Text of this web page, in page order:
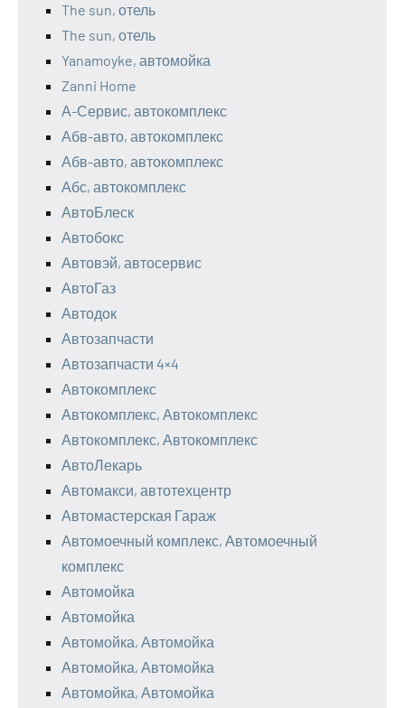
The sun, отель
The sun, отель
Yanamoyke, автомойка
Zanni Home
А-Сервис, автокомплекс
Абв-авто, автокомплекс
Абв-авто, автокомплекс
Абс, автокомплекс
АвтоБлеск
Автобокс
Автовэй, автосервис
АвтоГаз
Автодок
Автозапчасти
Автозапчасти 4×4
Автокомплекс
Автокомплекс, Автокомплекс
Автокомплекс, Автокомплекс
АвтоЛекарь
Автомакси, автотехцентр
Автомастерская Гараж
Автомоечный комплекс, Автомоечный
комплекс
Автомойка
Автомойка
Автомойка, Автомойка
Автомойка, Автомойка
Автомойка, Автомойка